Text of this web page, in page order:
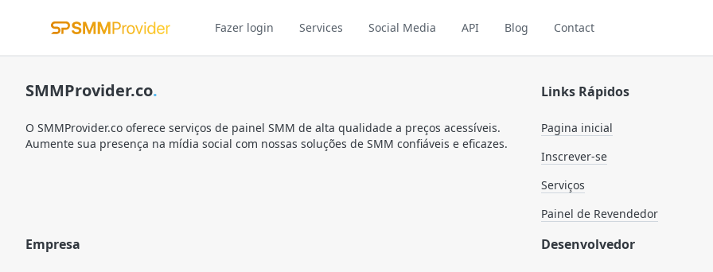
Fazer login Services Social Media API Blog Contact
SMMProvider.co.
O SMMProvider.co oferece serviços de painel SMM de alta qualidade a preços acessíveis.
Aumente sua presença na mídia social com nossas soluções de SMM confiáveis e eficazes.
Links Rápidos
Pagina inicial
Inscrever-se
Serviços
Painel de Revendedor
Empresa Desenvolvedor